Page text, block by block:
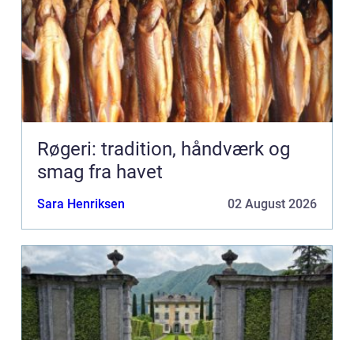
Røgeri: tradition, håndværk og
smag fra havet
Sara Henriksen 02 August 2026